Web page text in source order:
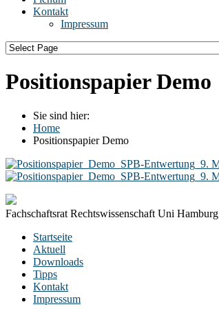
Kontakt
Impressum
Positionspapier Demo
Sie sind hier:
Home
Positionspapier Demo
Fachschaftsrat Rechtswissenschaft Uni Hamburg
Startseite
Aktuell
Downloads
Tipps
Kontakt
Impressum